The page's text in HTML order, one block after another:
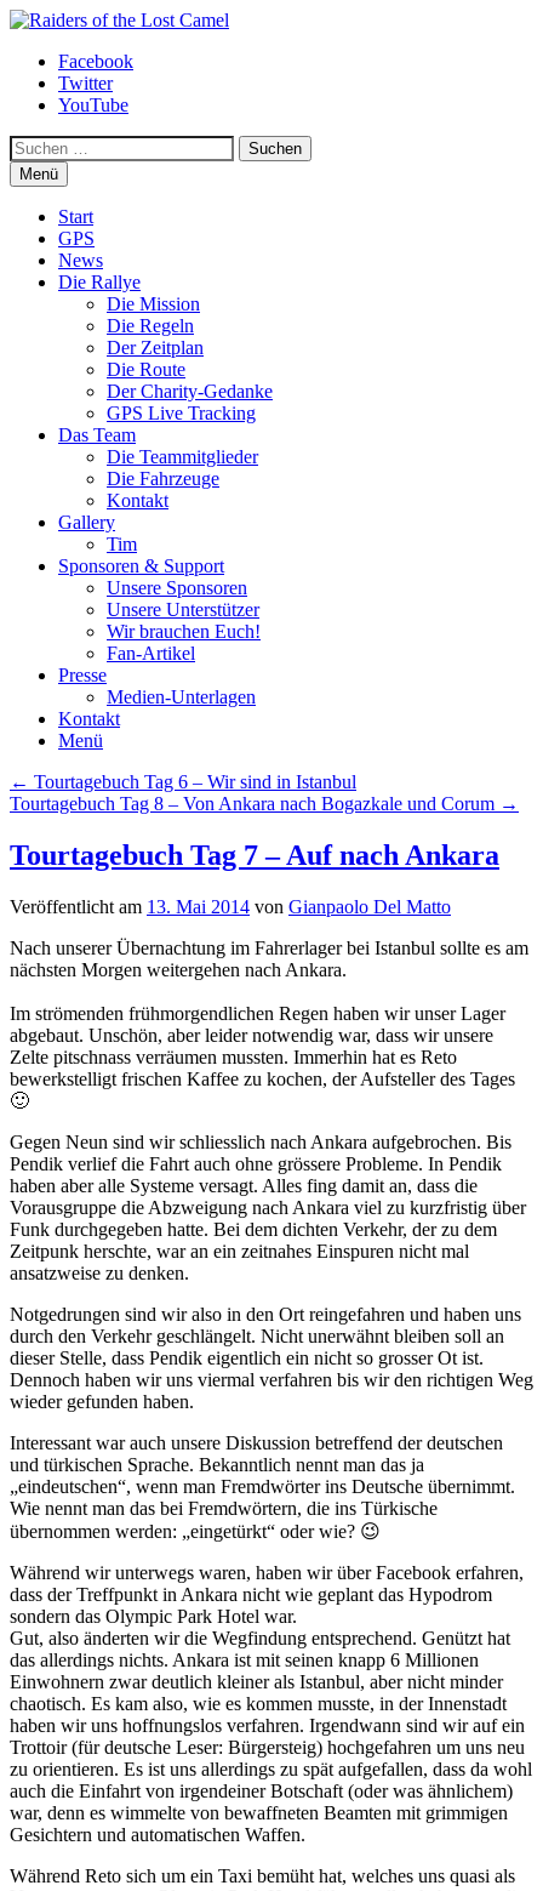
Zum
springen
Raiders of the Lost Camel
Facebook
Twitter
YouTube
Suchen
Menü
Start
GPS
News
Die Rallye
Die Mission
Die Regeln
Der Zeitplan
Die Route
Der Charity-Gedanke
GPS Live Tracking
Das Team
Die Teammitglieder
Die Fahrzeuge
Kontakt
Gallery
Tim
Sponsoren & Support
Unsere Sponsoren
Unsere Unterstützer
Wir brauchen Euch!
Fan-Artikel
Presse
Medien-Unterlagen
Kontakt
Menü
Beitragsnavigation
← Tourtagebuch Tag 6 – Wir sind in Istanbul
Tourtagebuch Tag 8 – Von Ankara nach Bogazkale und Corum →
Tourtagebuch Tag 7 – Auf nach Ankara
Veröffentlicht am 13. Mai 2014 von Gianpaolo Del Matto
Nach unserer Übernachtung im Fahrerlager bei Istanbul sollte es am
nächsten Morgen weitergehen nach Ankara.
Im strömenden frühmorgendlichen Regen haben wir unser Lager
abgebaut. Unschön, aber leider notwendig war, dass wir unsere
Zelte pitschnass verräumen mussten. Immerhin hat es Reto
bewerkstelligt frischen Kaffee zu kochen, der Aufsteller des Tages
🙂
Gegen Neun sind wir schliesslich nach Ankara aufgebrochen. Bis
Pendik verlief die Fahrt auch ohne grössere Probleme. In Pendik
haben aber alle Systeme versagt. Alles fing damit an, dass die
Vorausgruppe die Abzweigung nach Ankara viel zu kurzfristig über
Funk durchgegeben hatte. Bei dem dichten Verkehr, der zu dem
Zeitpunk herschte, war an ein zeitnahes Einspuren nicht mal
ansatzweise zu denken.
Notgedrungen sind wir also in den Ort reingefahren und haben uns
durch den Verkehr geschlängelt. Nicht unerwähnt bleiben soll an
dieser Stelle, dass Pendik eigentlich ein nicht so grosser Ot ist.
Dennoch haben wir uns viermal verfahren bis wir den richtigen Weg
wieder gefunden haben.
Interessant war auch unsere Diskussion betreffend der deutschen
und türkischen Sprache. Bekanntlich nennt man das ja
„eindeutschen“, wenn man Fremdwörter ins Deutsche übernimmt.
Wie nennt man das bei Fremdwörtern, die ins Türkische
übernommen werden: „eingetürkt“ oder wie? 😉
Während wir unterwegs waren, haben wir über Facebook erfahren,
dass der Treffpunkt in Ankara nicht wie geplant das Hypodrom
sondern das Olympic Park Hotel war.
Gut, also änderten wir die Wegfindung entsprechend. Genützt hat
das allerdings nichts. Ankara ist mit seinen knapp 6 Millionen
Einwohnern zwar deutlich kleiner als Istanbul, aber nicht minder
chaotisch. Es kam also, wie es kommen musste, in der Innenstadt
haben wir uns hoffnungslos verfahren. Irgendwann sind wir auf ein
Trottoir (für deutsche Leser: Bürgersteig) hochgefahren um uns neu
zu orientieren. Es ist uns allerdings zu spät aufgefallen, dass da wohl
auch die Einfahrt von irgendeiner Botschaft (oder was ähnlichem)
war, denn es wimmelte von bewaffneten Beamten mit grimmigen
Gesichtern und automatischen Waffen.
Während Reto sich um ein Taxi bemüht hat, welches uns quasi als